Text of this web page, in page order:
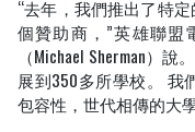
“去年，我們推出了特
個贊助商，”英雄聯盟
（Michael Sherman）
展到350多所學校。 我
包容性，世代相傳的大